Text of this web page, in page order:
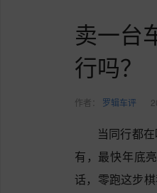
卖一台
行吗？
作者： 罗辑车评
当同行都
有，最快年底
话，零跑这步